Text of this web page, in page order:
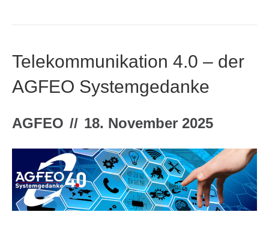
Telekommunikation 4.0 – der
AGFEO Systemgedanke
AGFEO // 18. November 2025